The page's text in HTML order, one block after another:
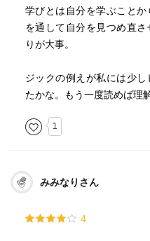
学びとは自分を学ぶこと
を通して自分を見つめ直
りが大事。
ジックの例えが私には少
たかな。もう一度読めば理
1
みみなりさん
4